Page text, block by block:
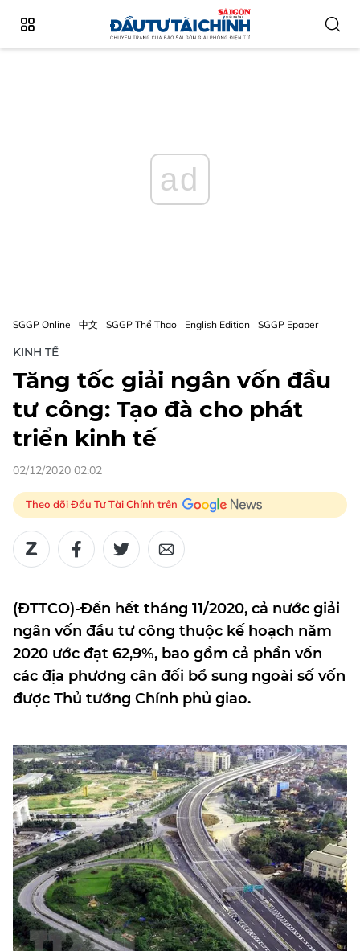
ad
SGGP Online 中文 SGGP Thể Thao English Edition SGGP Epaper
KINH TẾ
Tăng tốc giải ngân vốn đầu
tư công: Tạo đà cho phát
triển kinh tế
02/12/2020 02:02
Theo dõi Đầu Tư Tài Chính trên
(ĐTTCO)-Đến hết tháng 11/2020, cả nước giải
ngân vốn đầu tư công thuộc kế hoạch năm
2020 ước đạt 62,9%, bao gồm cả phần vốn
các địa phương cân đối bổ sung ngoài số vốn
được Thủ tướng Chính phủ giao.